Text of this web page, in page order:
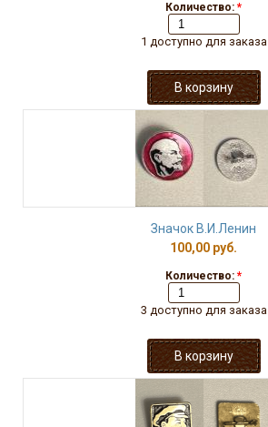
Количество: *
1 доступно для заказа
Значок В.И.Ленин
100,00 руб.
Количество: *
3 доступно для заказа